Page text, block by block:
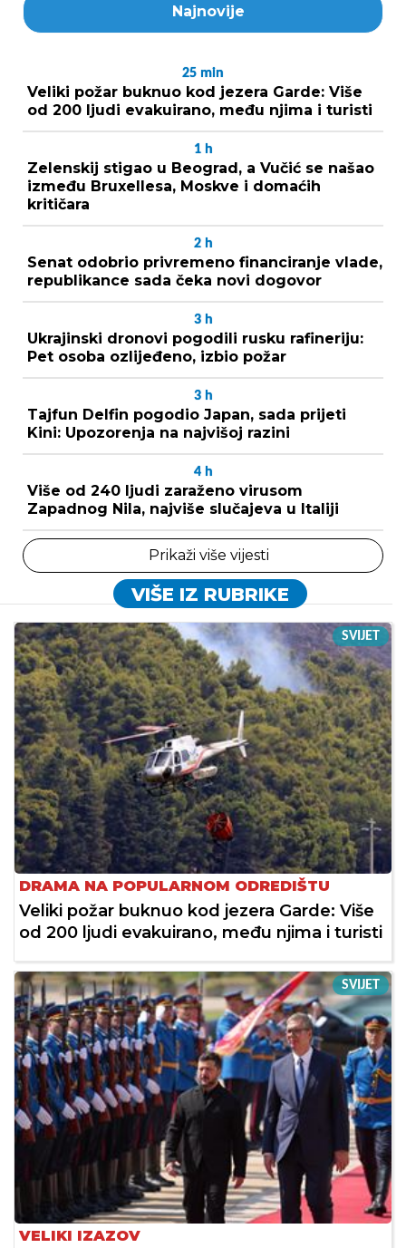
Najnovije
25 min
Veliki požar buknuo kod jezera Garde: Više
od 200 ljudi evakuirano, među njima i turisti
1 h
Zelenskij stigao u Beograd, a Vučić se našao
između Bruxellesa, Moskve i domaćih
kritičara
2 h
Senat odobrio privremeno financiranje vlade,
republikance sada čeka novi dogovor
3 h
Ukrajinski dronovi pogodili rusku rafineriju:
Pet osoba ozlijeđeno, izbio požar
3 h
Tajfun Delfin pogodio Japan, sada prijeti
Kini: Upozorenja na najvišoj razini
4 h
Više od 240 ljudi zaraženo virusom
Zapadnog Nila, najviše slučajeva u Italiji
Prikaži više vijesti
VIŠE IZ RUBRIKE
SVIJET
DRAMA NA POPULARNOM ODREDIŠTU
Veliki požar buknuo kod jezera Garde: Više
od 200 ljudi evakuirano, među njima i turisti
SVIJET
VELIKI IZAZOV